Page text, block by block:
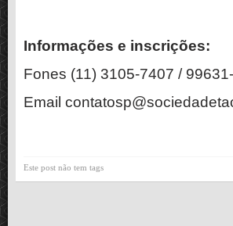
Informações e inscrições:
Fones (11) 3105-7407 /
Email
Este post não tem tags